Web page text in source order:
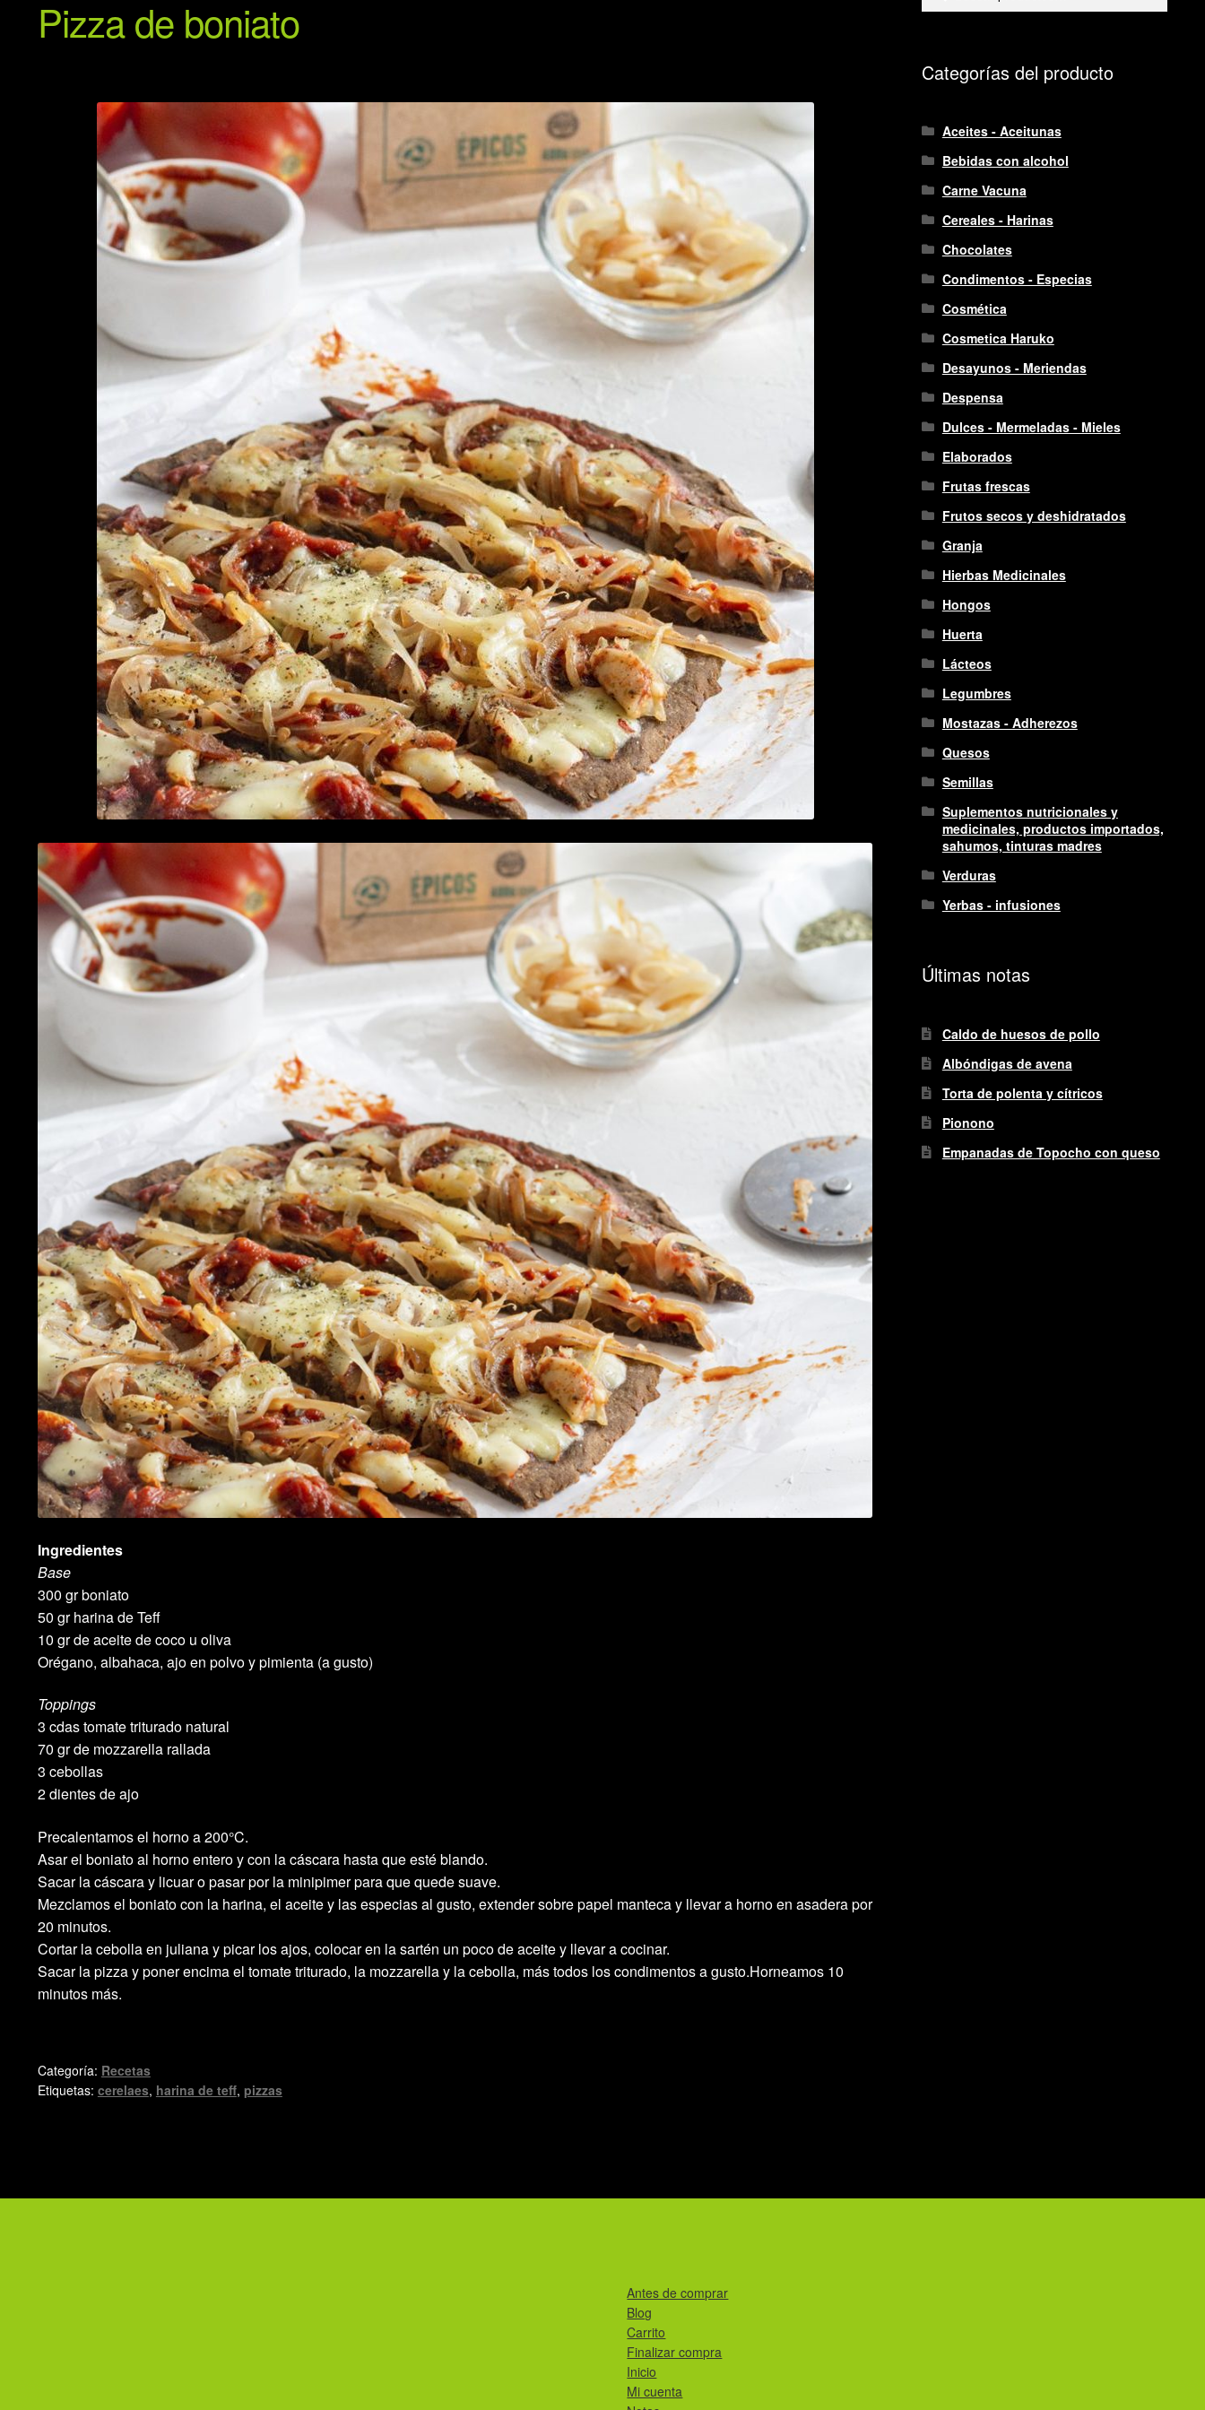
Pizza de boniato
Ingredientes
Base
300 gr boniato
50 gr harina de Teff
10 gr de aceite de coco u oliva
Orégano, albahaca, ajo en polvo y pimienta (a gusto)
Toppings
3 cdas tomate triturado natural
70 gr de mozzarella rallada
3 cebollas
2 dientes de ajo
Precalentamos el horno a 200°C.
Asar el boniato al horno entero y con la cáscara hasta que esté blando.
Sacar la cáscara y licuar o pasar por la minipimer para que quede suave.
Mezclamos el boniato con la harina, el aceite y las especias al gusto, extender sobre papel manteca y llevar a horno en asadera por
20 minutos.
Cortar la cebolla en juliana y picar los ajos, colocar en la sartén un poco de aceite y llevar a cocinar.
Sacar la pizza y poner encima el tomate triturado, la mozzarella y la cebolla, más todos los condimentos a gusto.Horneamos 10
minutos más.
Categoría: Recetas
Etiquetas: cerelaes, harina de teff, pizzas
Categorías del producto
Aceites - Aceitunas
Bebidas con alcohol
Carne Vacuna
Cereales - Harinas
Chocolates
Condimentos - Especias
Cosmética
Cosmetica Haruko
Desayunos - Meriendas
Despensa
Dulces - Mermeladas - Mieles
Elaborados
Frutas frescas
Frutos secos y deshidratados
Granja
Hierbas Medicinales
Hongos
Huerta
Lácteos
Legumbres
Mostazas - Adherezos
Quesos
Semillas
Suplementos nutricionales y
medicinales, productos importados,
sahumos, tinturas madres
Verduras
Yerbas - infusiones
Últimas notas
Caldo de huesos de pollo
Albóndigas de avena
Torta de polenta y cítricos
Pionono
Empanadas de Topocho con queso
Antes de comprar
Blog
Carrito
Finalizar compra
Inicio
Mi cuenta